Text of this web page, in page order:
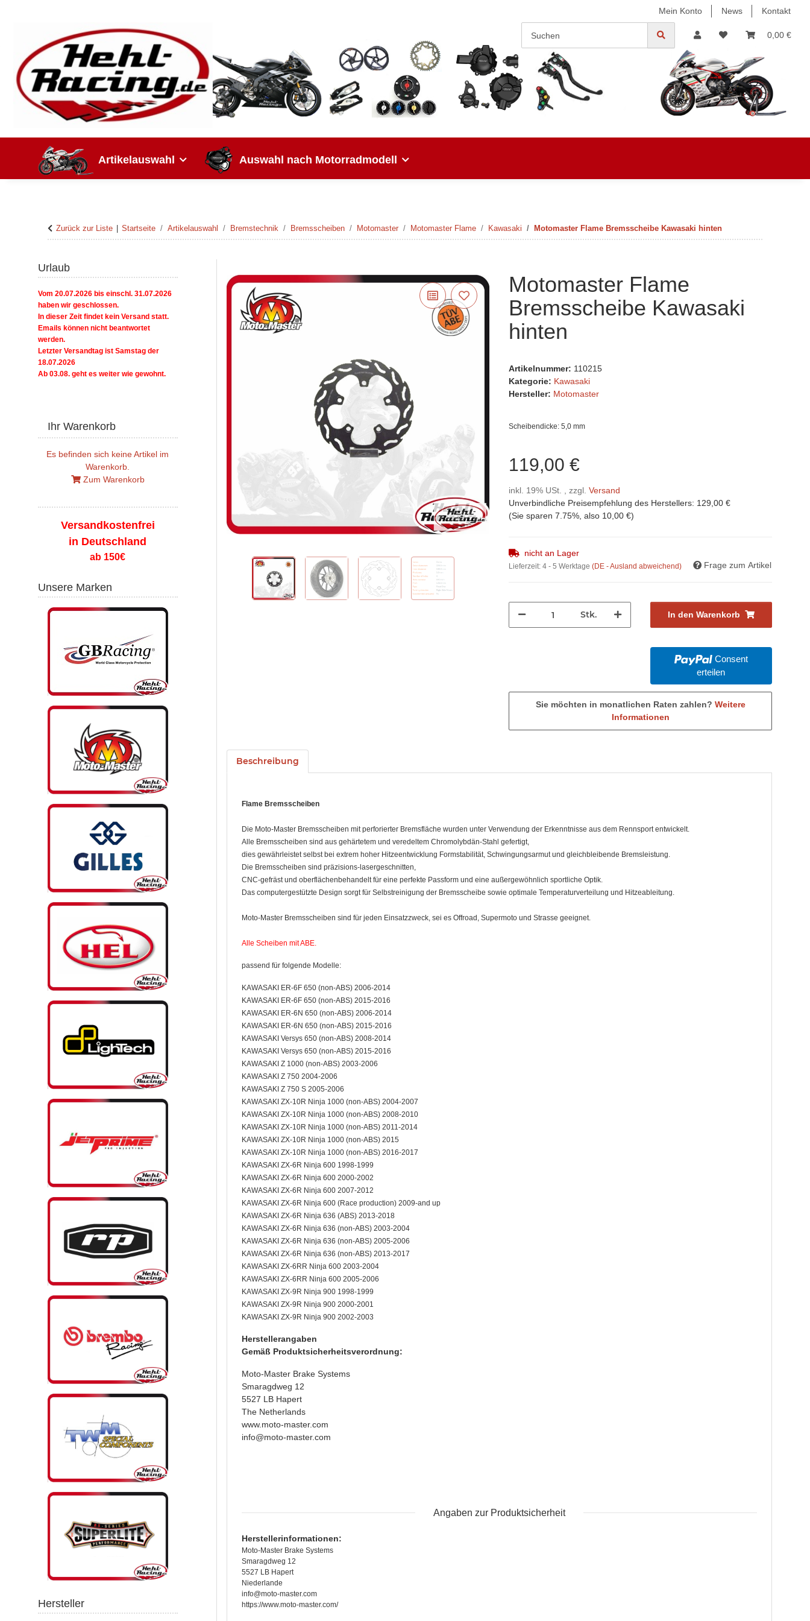
Mein Konto News Kontakt
0,00 €
Artikelauswahl Auswahl nach Motorradmodell
Zurück zur Liste Startseite Artikelauswahl Bremstechnik Bremsscheiben Motomaster Motomaster Flame Kawasaki Motomaster Flame Bremsscheibe Kawasaki hinten
Motomaster Flame
Bremsscheibe Kawasaki
hinten
Artikelnummer: 110215
Kategorie: Kawasaki
Hersteller: Motomaster
Scheibendicke: 5,0 mm
119,00 €
inkl. 19% USt. , zzgl.Versand
Unverbindliche Preisempfehlung des Herstellers: 129,00 €
(Sie sparen7.75%, also 10,00 €)
nicht an Lager
Lieferzeit:4 - 5 Werktage(DE - Ausland abweichend) Frage zum Artikel
Stk. In den Warenkorb
Consent
erteilen
Sie möchten in monatlichen Raten zahlen? Weitere
Informationen
Beschreibung
Flame Bremsscheiben
Die Moto-Master Bremsscheiben mit perforierter Bremsfläche wurden unter Verwendung der Erkenntnisse aus dem Rennsport entwickelt.
Alle Bremsscheiben sind aus gehärtetem und veredeltem Chromolybdän-Stahl gefertigt,
dies gewährleistet selbst bei extrem hoher Hitzeentwicklung Formstabilität, Schwingungsarmut und gleichbleibende Bremsleistung.
Die Bremsscheiben sind präzisions-lasergeschnitten,
CNC-gefräst und oberflächenbehandelt für eine perfekte Passform und eine außergewöhnlich sportliche Optik.
Das computergestützte Design sorgt für Selbstreinigung der Bremsscheibe sowie optimale Temperaturverteilung und Hitzeableitung.
Moto-Master Bremsscheiben sind für jeden Einsatzzweck, sei es Offroad, Supermoto und Strasse geeignet.
Alle Scheiben mit ABE.
passend für folgende Modelle:
KAWASAKI ER-6F 650 (non-ABS) 2006-2014
KAWASAKI ER-6F 650 (non-ABS) 2015-2016
KAWASAKI ER-6N 650 (non-ABS) 2006-2014
KAWASAKI ER-6N 650 (non-ABS) 2015-2016
KAWASAKI Versys 650 (non-ABS) 2008-2014
KAWASAKI Versys 650 (non-ABS) 2015-2016
KAWASAKI Z 1000 (non-ABS) 2003-2006
KAWASAKI Z 750 2004-2006
KAWASAKI Z 750 S 2005-2006
KAWASAKI ZX-10R Ninja 1000 (non-ABS) 2004-2007
KAWASAKI ZX-10R Ninja 1000 (non-ABS) 2008-2010
KAWASAKI ZX-10R Ninja 1000 (non-ABS) 2011-2014
KAWASAKI ZX-10R Ninja 1000 (non-ABS) 2015
KAWASAKI ZX-10R Ninja 1000 (non-ABS) 2016-2017
KAWASAKI ZX-6R Ninja 600 1998-1999
KAWASAKI ZX-6R Ninja 600 2000-2002
KAWASAKI ZX-6R Ninja 600 2007-2012
KAWASAKI ZX-6R Ninja 600 (Race production) 2009-and up
KAWASAKI ZX-6R Ninja 636 (ABS) 2013-2018
KAWASAKI ZX-6R Ninja 636 (non-ABS) 2003-2004
KAWASAKI ZX-6R Ninja 636 (non-ABS) 2005-2006
KAWASAKI ZX-6R Ninja 636 (non-ABS) 2013-2017
KAWASAKI ZX-6RR Ninja 600 2003-2004
KAWASAKI ZX-6RR Ninja 600 2005-2006
KAWASAKI ZX-9R Ninja 900 1998-1999
KAWASAKI ZX-9R Ninja 900 2000-2001
KAWASAKI ZX-9R Ninja 900 2002-2003
Herstellerangaben
Gemäß Produktsicherheitsverordnung:
Moto-Master Brake Systems
Smaragdweg 12
5527 LB Hapert
The Netherlands
www.moto-master.com
info@moto-master.com
Angaben zur Produktsicherheit
Herstellerinformationen:
Moto-Master Brake Systems
Smaragdweg 12
5527 LB Hapert
Niederlande
info@moto-master.com
https://www.moto-master.com/
Urlaub
Vom 20.07.2026 bis einschl. 31.07.2026
haben wir geschlossen.
In dieser Zeit findet kein Versand statt.
Emails können nicht beantwortet
werden.
Letzter Versandtag ist Samstag der
18.07.2026
Ab 03.08. geht es weiter wie gewohnt.
Ihr Warenkorb
Es befinden sich keine Artikel im
Warenkorb.
Zum Warenkorb
Versandkostenfrei
in Deutschland
ab 150€
Unsere Marken
Hersteller